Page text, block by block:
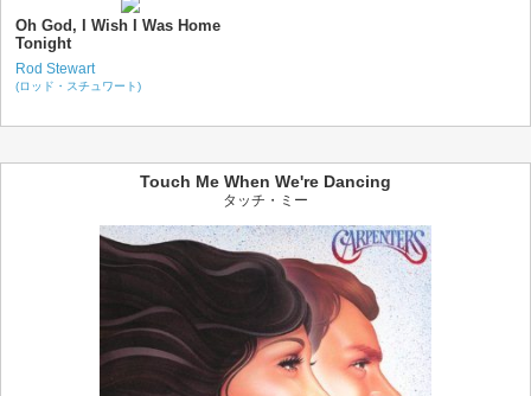
Oh God, I Wish I Was Home
Tonight
Rod Stewart
(ロッド・スチュワート)
Touch Me When We're Dancing
タッチ・ミー